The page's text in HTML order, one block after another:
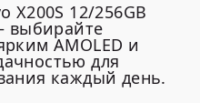
X200S 12/256GB
выбирайте
AMOLED и
для
каждый день.